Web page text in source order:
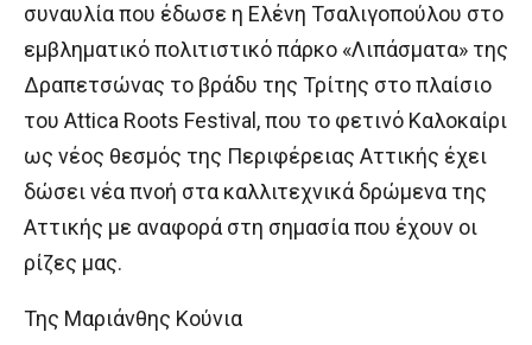
συναυλία που έδωσε η Ελένη Τσαλιγοπούλου στο
εμβληματικό πολιτιστικό πάρκο «Λιπάσματα» της
Δραπετσώνας το βράδυ της Τρίτης στο πλαίσιο
του Attica Roots Festival, που το φετινό Καλοκαίρι
ως νέος θεσμός της Περιφέρειας Αττικής έχει
δώσει νέα πνοή στα καλλιτεχνικά δρώμενα της
Αττικής με αναφορά στη σημασία που έχουν οι
ρίζες μας.
Της Μαριάνθης Κούνια